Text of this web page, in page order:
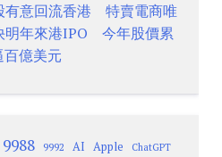
有意回流香港 特賣電商唯
明年來港IPO 今年股價累
百億美元
9988 9992 AI Apple ChatGPT